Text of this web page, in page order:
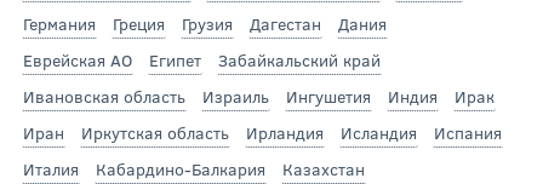
Германия
Греция Грузия Дагестан
Дания
Еврейская АО
Египет
Забайкальский край
Ивановская область
Израиль Ингушетия Индия
Ирак
Иран
Иркутская область Ирландия Исландия
Испания
Италия
Кабардино-Балкария
Казахстан